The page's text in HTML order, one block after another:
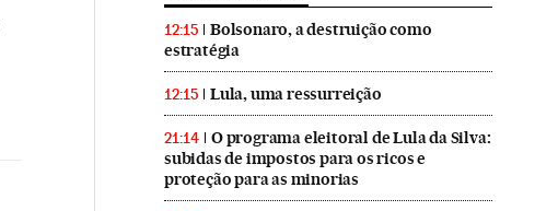
12:15
Bolsonaro, a destruição como
estratégia
12:15 Lula, uma ressurreição
21:14
O programa eleitoral de Lula da Silva:
subidas de impostos para os ricos e
proteção para as minorias